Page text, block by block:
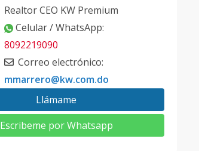
Realtor CEO KW Premium
Celular / WhatsApp:
8092219090
Correo electrónico:
mmarrero@kw.com.do
Llámame
Escribeme por Whatsapp